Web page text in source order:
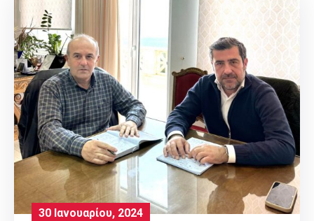
30 Ιανουαρίου, 2024